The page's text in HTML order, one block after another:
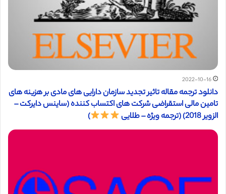
2022-10-16
دانلود ترجمه مقاله تاثیر تجدید سازمان دارایی های مادی بر هزینه های
تامین مالی استقراضی شرکت های اکتساب کننده (ساینس دایرکت –
الزویر 2018) (ترجمه ویژه – طلایی
)